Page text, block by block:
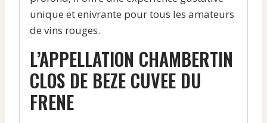
unique et enivrante pour tous les amateurs
de vins rouges.
L’APPELLATION CHAMBERTIN
CLOS DE BEZE CUVEE DU
FRENE